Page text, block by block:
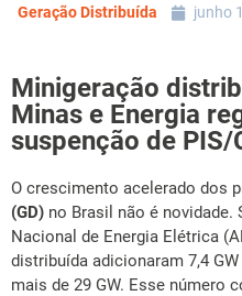
Geração Distribuída junho
Minigeração
Minas e Energia
suspenção de PIS/
O crescimento acelerado dos
(GD) no Brasil não é novidade.
Nacional de Energia Elétrica
distribuída adicionaram 7,4
mais de 29 GW. Esse número